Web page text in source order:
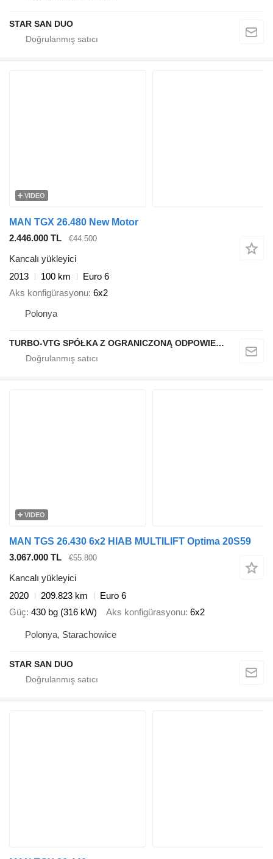
STAR SAN DUO
VIDEO
MAN TGX 26.480 New Motor
2.446.000 TL
€44.500
Kancalı yükleyici
2013
100 km
Euro 6
Aks konfigürasyonu 6x2
Polonya
TURBO-VTG SPÓŁKA Z OGRANICZONĄ ODPOWIEDZIALNOŚCIĄ
VIDEO
MAN TGS 26.430 6x2 HIAB MULTILIFT Optima 20S59
3.067.000 TL
€55.800
Kancalı yükleyici
2020
209.823 km
Euro 6
Güç 430 bg (316 kW) Aks konfigürasyonu 6x2
Polonya, Starachowice
STAR SAN DUO